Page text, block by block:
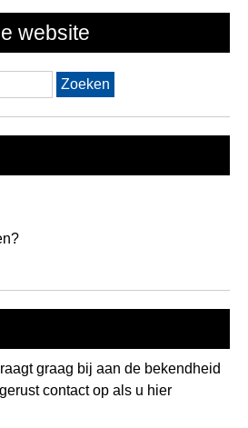
website
graag bij aan de bekendheid
contact op als u hier